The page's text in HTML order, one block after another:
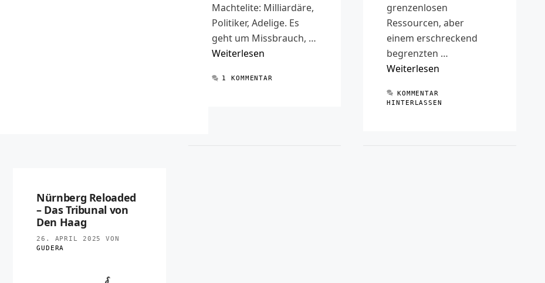
Machtelite: Milliardäre,
Politiker, Adelige. Es
geht um Missbrauch, …
Weiterlesen
1 KOMMENTAR
grenzenlosen
Ressourcen, aber
einem erschreckend
begrenzten …
Weiterlesen
KOMMENTAR
HINTERLASSEN
Nürnberg Reloaded
– Das Tribunal von
Den Haag
26. APRIL 2025
VON
GUDERA